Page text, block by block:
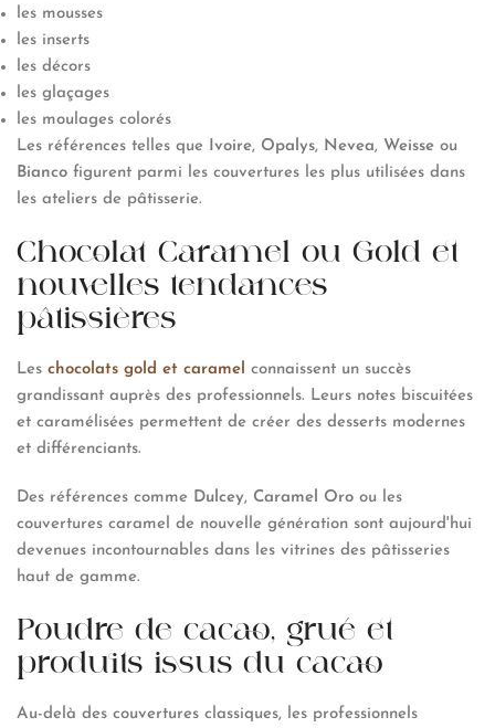
les mousses
les inserts
les décors
les glaçages
les moulages colorés
Les références telles que Ivoire, Opalys, Nevea, Weisse ou
Bianco figurent parmi les couvertures les plus utilisées dans
les ateliers de pâtisserie.
Chocolat Caramel ou Gold et
nouvelles tendances
pâtissières
Les chocolats gold et caramel connaissent un succès
grandissant auprès des professionnels. Leurs notes biscuitées
et caramélisées permettent de créer des desserts modernes
et différenciants.
Des références comme Dulcey, Caramel Oro ou les
couvertures caramel de nouvelle génération sont aujourd'hui
devenues incontournables dans les vitrines des pâtisseries
haut de gamme.
Poudre de cacao, grué et
produits issus du cacao
Au-delà des couvertures classiques, les professionnels